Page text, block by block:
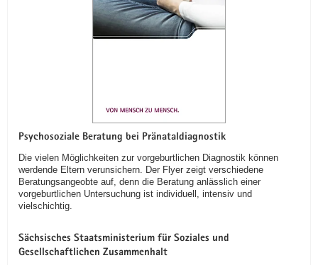
Psychosoziale Beratung bei Pränataldiagnostik
Die vielen Möglichkeiten zur vorgeburtlichen Diagnostik können
werdende Eltern verunsichern. Der Flyer zeigt verschiedene
Beratungsangeobte auf, denn die Beratung anlässlich einer
vorgeburtlichen Untersuchung ist individuell, intensiv und
vielschichtig.
Sächsisches Staatsministerium für Soziales und
Gesellschaftlichen Zusammenhalt